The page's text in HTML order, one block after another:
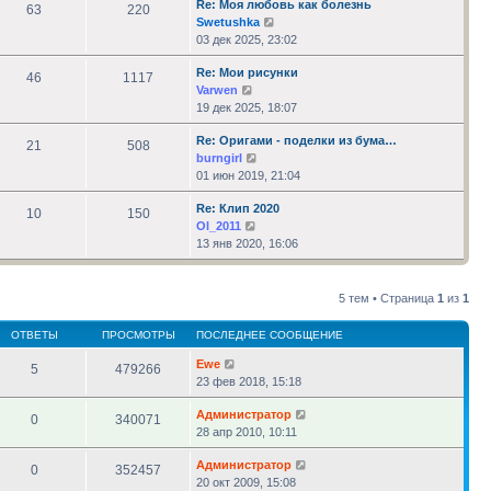
сообщению
63 220
Re: Моя любовь как болезнь
Swetushka
к
последнему
сообщению
03 дек 2025, 23:02
46 1117
Re: Мои рисунки
Varwen
к
последнему
сообщению
19 дек 2025, 18:07
21 508
Re: Оригами - поделки из бума…
burngirl
к
последнему
сообщению
01 июн 2019, 21:04
10 150
Re: Клип 2020
Ol_2011
к
последнему
13 янв 2020, 16:06
5 тем • Страница 1 из 1
ОТВЕТЫ ПРОСМОТРЫ ПОСЛЕДНЕЕ СООБЩЕНИЕ
5 479266
Ewe
23 фев 2018, 15:18
0 340071
Администратор
28 апр 2010, 10:11
0 352457
Администратор
20 окт 2009, 15:08